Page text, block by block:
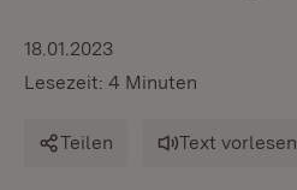
18.01.2023
Lesezeit: 4 Minuten
Teilen Text vorlesen